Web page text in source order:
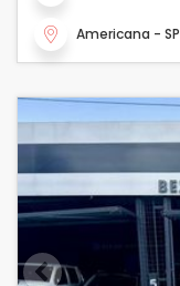
Americana - SP